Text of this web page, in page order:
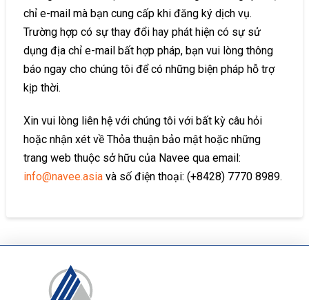
chỉ e-mail mà bạn cung cấp khi đăng ký dịch vụ.
Trường hợp có sự thay đổi hay phát hiện có sự sử
dụng địa chỉ e-mail bất hợp pháp, bạn vui lòng thông
báo ngay cho chúng tôi để có những biện pháp hỗ trợ
kịp thời.
Xin vui lòng liên hệ với chúng tôi với bất kỳ câu hỏi
hoặc nhận xét về Thỏa thuận bảo mật hoặc những
trang web thuộc sở hữu của Navee qua email:
info@navee.asiavà số điện thoại: (+8428) 7770 8989.